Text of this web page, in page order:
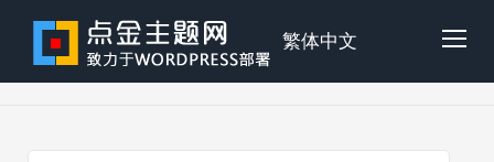
content
点
繁体中文